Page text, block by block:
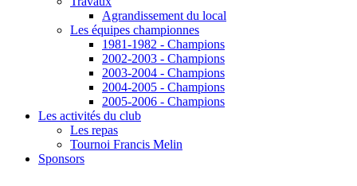
Agrandissement du local
Les équipes championnes
1981-1982 - Champions
2002-2003 - Champions
2003-2004 - Champions
2004-2005 - Champions
2005-2006 - Champions
Les activités du club
Les repas
Tournoi Francis Melin
Sponsors